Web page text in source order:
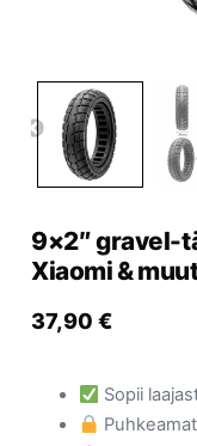
9×2″ gravel-
Xiaomi &
37,90 €
Sopii